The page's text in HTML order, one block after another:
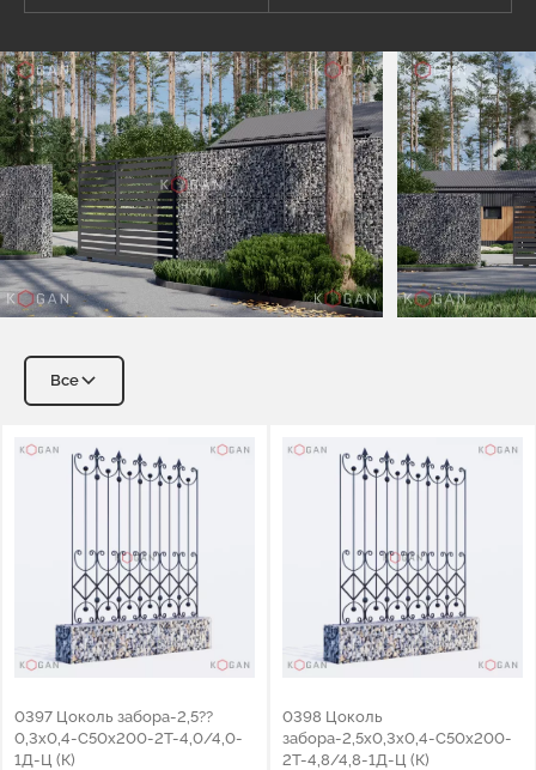
Все
Цоколь габионы
0397 Цоколь забора-2,5??
0,3х0,4-С50х200-2Т-4,0/4,0-
1Д-Ц (К)
0398 Цоколь
забора-2,5х0,3х0,4-С50х200-
2Т-4,8/4,8-1Д-Ц (К)